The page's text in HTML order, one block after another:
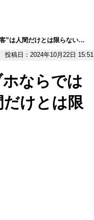
”は人間だけとは限らない…
投稿日：2024年10月22日 15:51
ならでは
けとは限